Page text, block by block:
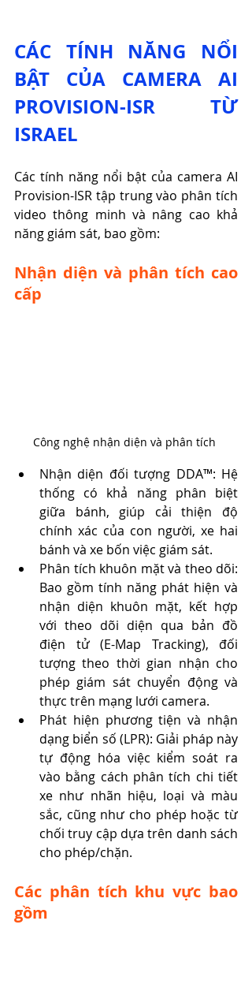
CÁC TÍNH NĂNG NỔI
BẬT CỦA CAMERA AI
PROVISION-ISR TỪ
ISRAEL
Các tính năng nổi bật của camera AI
Provision-ISR tập trung vào phân tích
video thông minh và nâng cao khả
năng giám sát, bao gồm:
Nhận diện và phân tích cao
cấp
Công nghệ nhận diện và phân tích
Nhận diện đối tượng DDA™: Hệ
thống có khả năng phân biệt
giữa bánh, giúp cải thiện độ
chính xác của con người, xe hai
bánh và xe bốn việc giám sát.
Phân tích khuôn mặt và theo dõi:
Bao gồm tính năng phát hiện và
nhận diện khuôn mặt, kết hợp
với theo dõi diện qua bản đồ
điện tử (E-Map Tracking), đối
tượng theo thời gian nhận cho
phép giám sát chuyển động và
thực trên mạng lưới camera.
Phát hiện phương tiện và nhận
dạng biển số (LPR): Giải pháp này
tự động hóa việc kiểm soát ra
vào bằng cách phân tích chi tiết
xe như nhãn hiệu, loại và màu
sắc, cũng như cho phép hoặc từ
chối truy cập dựa trên danh sách
cho phép/chặn.
Các phân tích khu vực bao
gồm